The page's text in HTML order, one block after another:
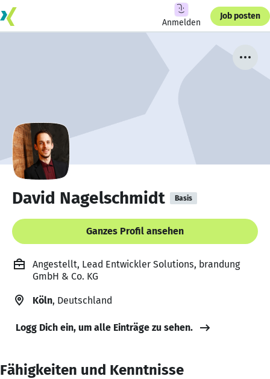
Anmelden
Job posten
David Nagelschmidt Basis
Ganzes Profil ansehen
Angestellt, Lead Entwickler Solutions, brandung
GmbH & Co. KG
Köln, Deutschland
Logg Dich ein, um alle Einträge zu sehen.
Fähigkeiten und Kenntnisse